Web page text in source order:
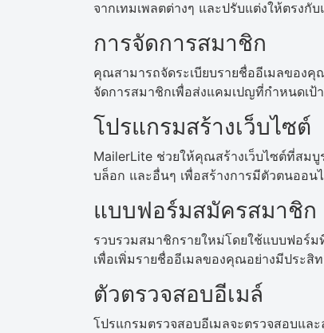
จากเทมเพลตต่างๆ และปรับแต่งให้ตรง
การจัดการสมาชิก
คุณสามารถจัดระเบียบรายชื่ออีเมลของ
จัดการสมาชิกเพื่อส่งแคมเปญที่กำหนดเป้
โปรแกรมสร้างเว็บไซต์
MailerLite ช่วยให้คุณสร้างเว็บไซต์ที่สม
บล็อก และอื่นๆ เพื่อสร้างการมีตัวตนออ
แบบฟอร์มสมัครสมาชิก
รวบรวมสมาชิกรายใหม่โดยใช้แบบฟอร์
เพื่อเพิ่มรายชื่ออีเมลของคุณอย่างมีประสิ
ตัวตรวจสอบอีเมล์
โปรแกรมตรวจสอบอีเมลจะตรวจสอบแล